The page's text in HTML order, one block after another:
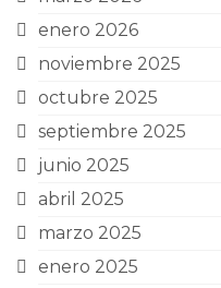
enero 2026
noviembre 2025
octubre 2025
septiembre 2025
junio 2025
abril 2025
marzo 2025
enero 2025